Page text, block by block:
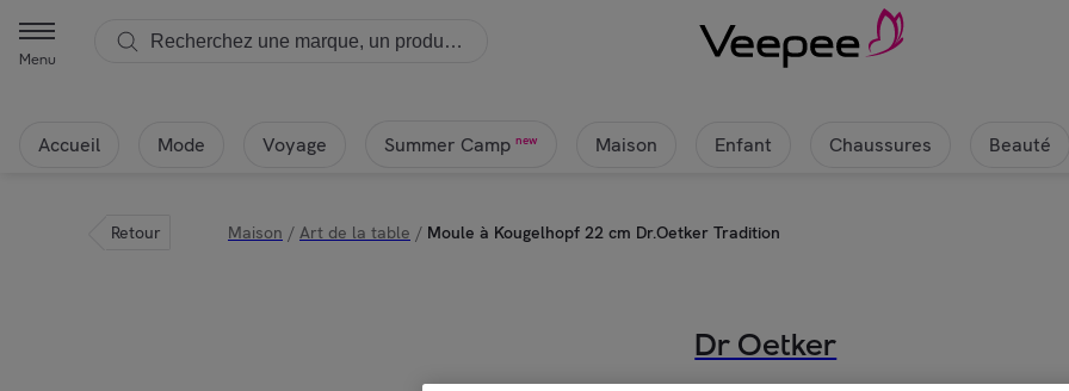
Menu
Accueil Mode Voyage Summer Camp new Maison Enfant Chaussures Beauté
Retour Maison / Art de la table / Moule à Kougelhopf 22 cm Dr.Oetker Tradition
Dr Oetker